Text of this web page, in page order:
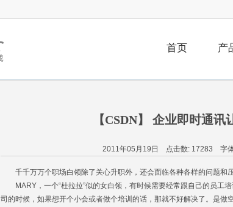
首页 产
【CSDN】 企业即时通
2011年05月19日 点击数:17283 字
千千万万个职场白领除了关心升职外，还会面临各种各样的问题和
MARY，一个“杜拉拉”似的女白领，有时候需要经常跟自己的员工
司的时候，如果想开个小会或者做个培训的话，那就不好解决了。是做